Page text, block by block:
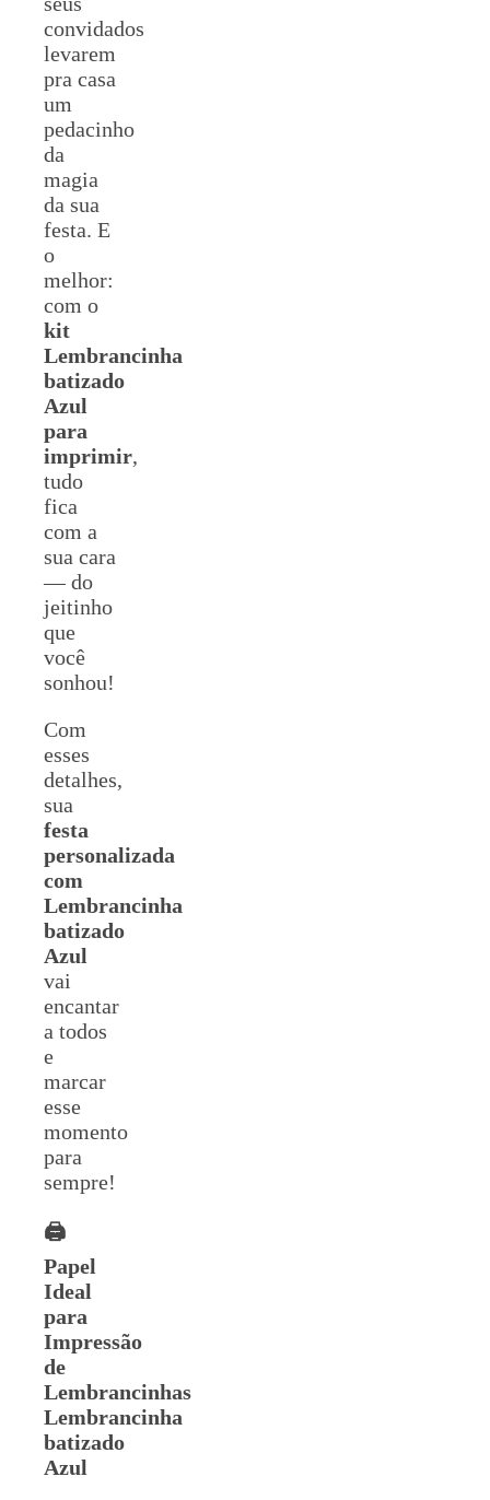
convidados
levarem
pra casa
um
pedacinho
da
magia
da sua
festa. E
o
melhor:
com o
kit
Lembrancinha
batizado
Azul
para
imprimir,
tudo
fica
com a
sua cara
— do
jeitinho
que
você
sonhou!
Com
esses
detalhes,
sua
festa
personalizada
com
Lembrancinha
batizado
Azul
vai
encantar
a todos
e
marcar
esse
momento
para
sempre!
🖨️
Papel
Ideal
para
Impressão
de
Lembrancinhas
Lembrancinha
batizado
Azul